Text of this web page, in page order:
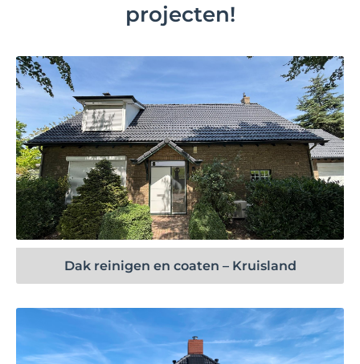
projecten!
Bekijk project
Dak reinigen en coaten – Kruisland